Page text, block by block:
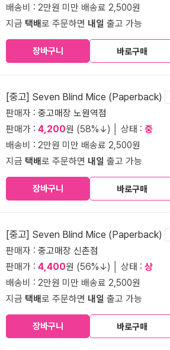
배송비 : 2만원 미만 배송료 2,500원
지금 택배로 주문하면 내일 출고 가능
장바구니 바로구매
[중고] Seven Blind Mice (Paperback)
판매자 : 중고매장 노원역점
판매가 : 4,200원 (58%↓) │ 상태 : 중
배송비 : 2만원 미만 배송료 2,500원
지금 택배로 주문하면 내일 출고 가능
장바구니 바로구매
[중고] Seven Blind Mice (Paperback)
판매자 : 중고매장 신촌점
판매가 : 4,400원 (56%↓) │ 상태 : 상
배송비 : 2만원 미만 배송료 2,500원
지금 택배로 주문하면 내일 출고 가능
장바구니 바로구매